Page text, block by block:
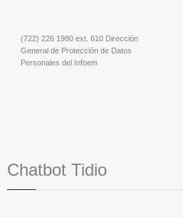
(722) 226 1980 ext. 610 Dirección
General de Protección de Datos
Personales del Infoem
Chatbot Tidio